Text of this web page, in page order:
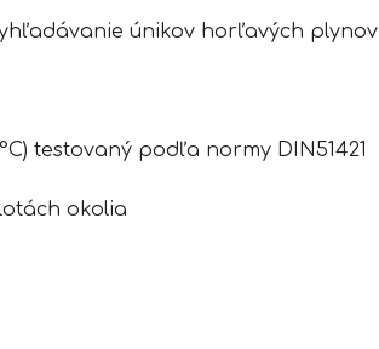
únikov horľavých plynov
testovaný podľa normy DIN51421
okolia